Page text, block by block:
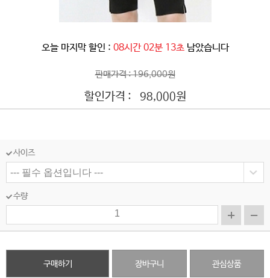
오늘 마지막 할인 : 08시간 02분 10초 남았습니다
판매가격 : 196,000원
할인가격 : 98,000원
사이즈
수량
구매하기 장바구니 관심상품